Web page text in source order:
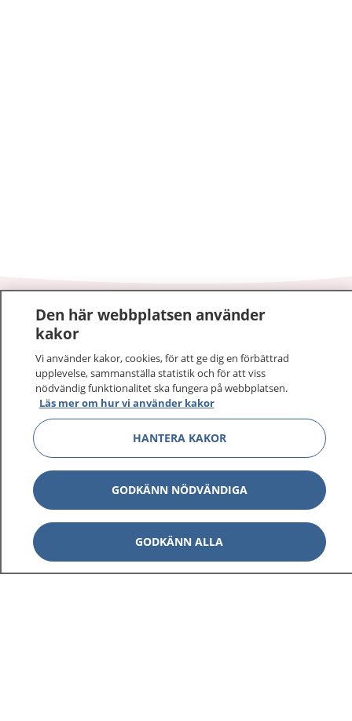
1177–tryggt om din hälsa och vård
På 1177.se får du råd om hälsa och information om
sjukdomar och vilka mottagningar du kan kontakta.
Logga in för att läsa din journal och göra dina
vårdärenden. Ring telefonnummer 1177 för
sjukvårdsrådgivning dygnet runt.
1177 ger dig råd när du vill må bättre.
1177 på flera språk Visa
Den här webbplatsen använder
kakor
Vi använder kakor, cookies, för att ge dig en förbättrad
upplevelse, sammanställa statistik och för att viss
nödvändig funktionalitet ska fungera på webbplatsen.
Läs mer om hur vi använder kakor
HANTERA KAKOR
GODKÄNN NÖDVÄNDIGA
GODKÄNN ALLA